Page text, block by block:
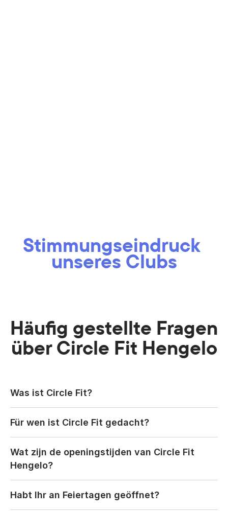
Stimmungseindruck
unseres Clubs
Häufig gestellte Fragen
über Circle Fit Hengelo
Was ist Circle Fit?
Für wen ist Circle Fit gedacht?
Wat zijn de openingstijden van Circle Fit
Hengelo?
Habt Ihr an Feiertagen geöffnet?